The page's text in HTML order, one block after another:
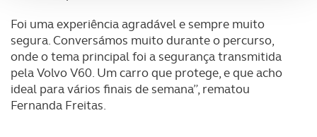
Adicionalmente partilhamos informação, relativa à sua
utilização do nosso site de publicidade e de análise, com
parceiros e organizações na UE e em países terceiros.
O ACP garantirá que as transferências internacionais de
Foi uma experiência agradável e sempre muito
segura. Conversámos muito durante o percurso,
onde o tema principal foi a segurança transmitida
pela Volvo V60. Um carro que protege, e que acho
ideal para vários finais de semana”, rematou
Fernanda Freitas.